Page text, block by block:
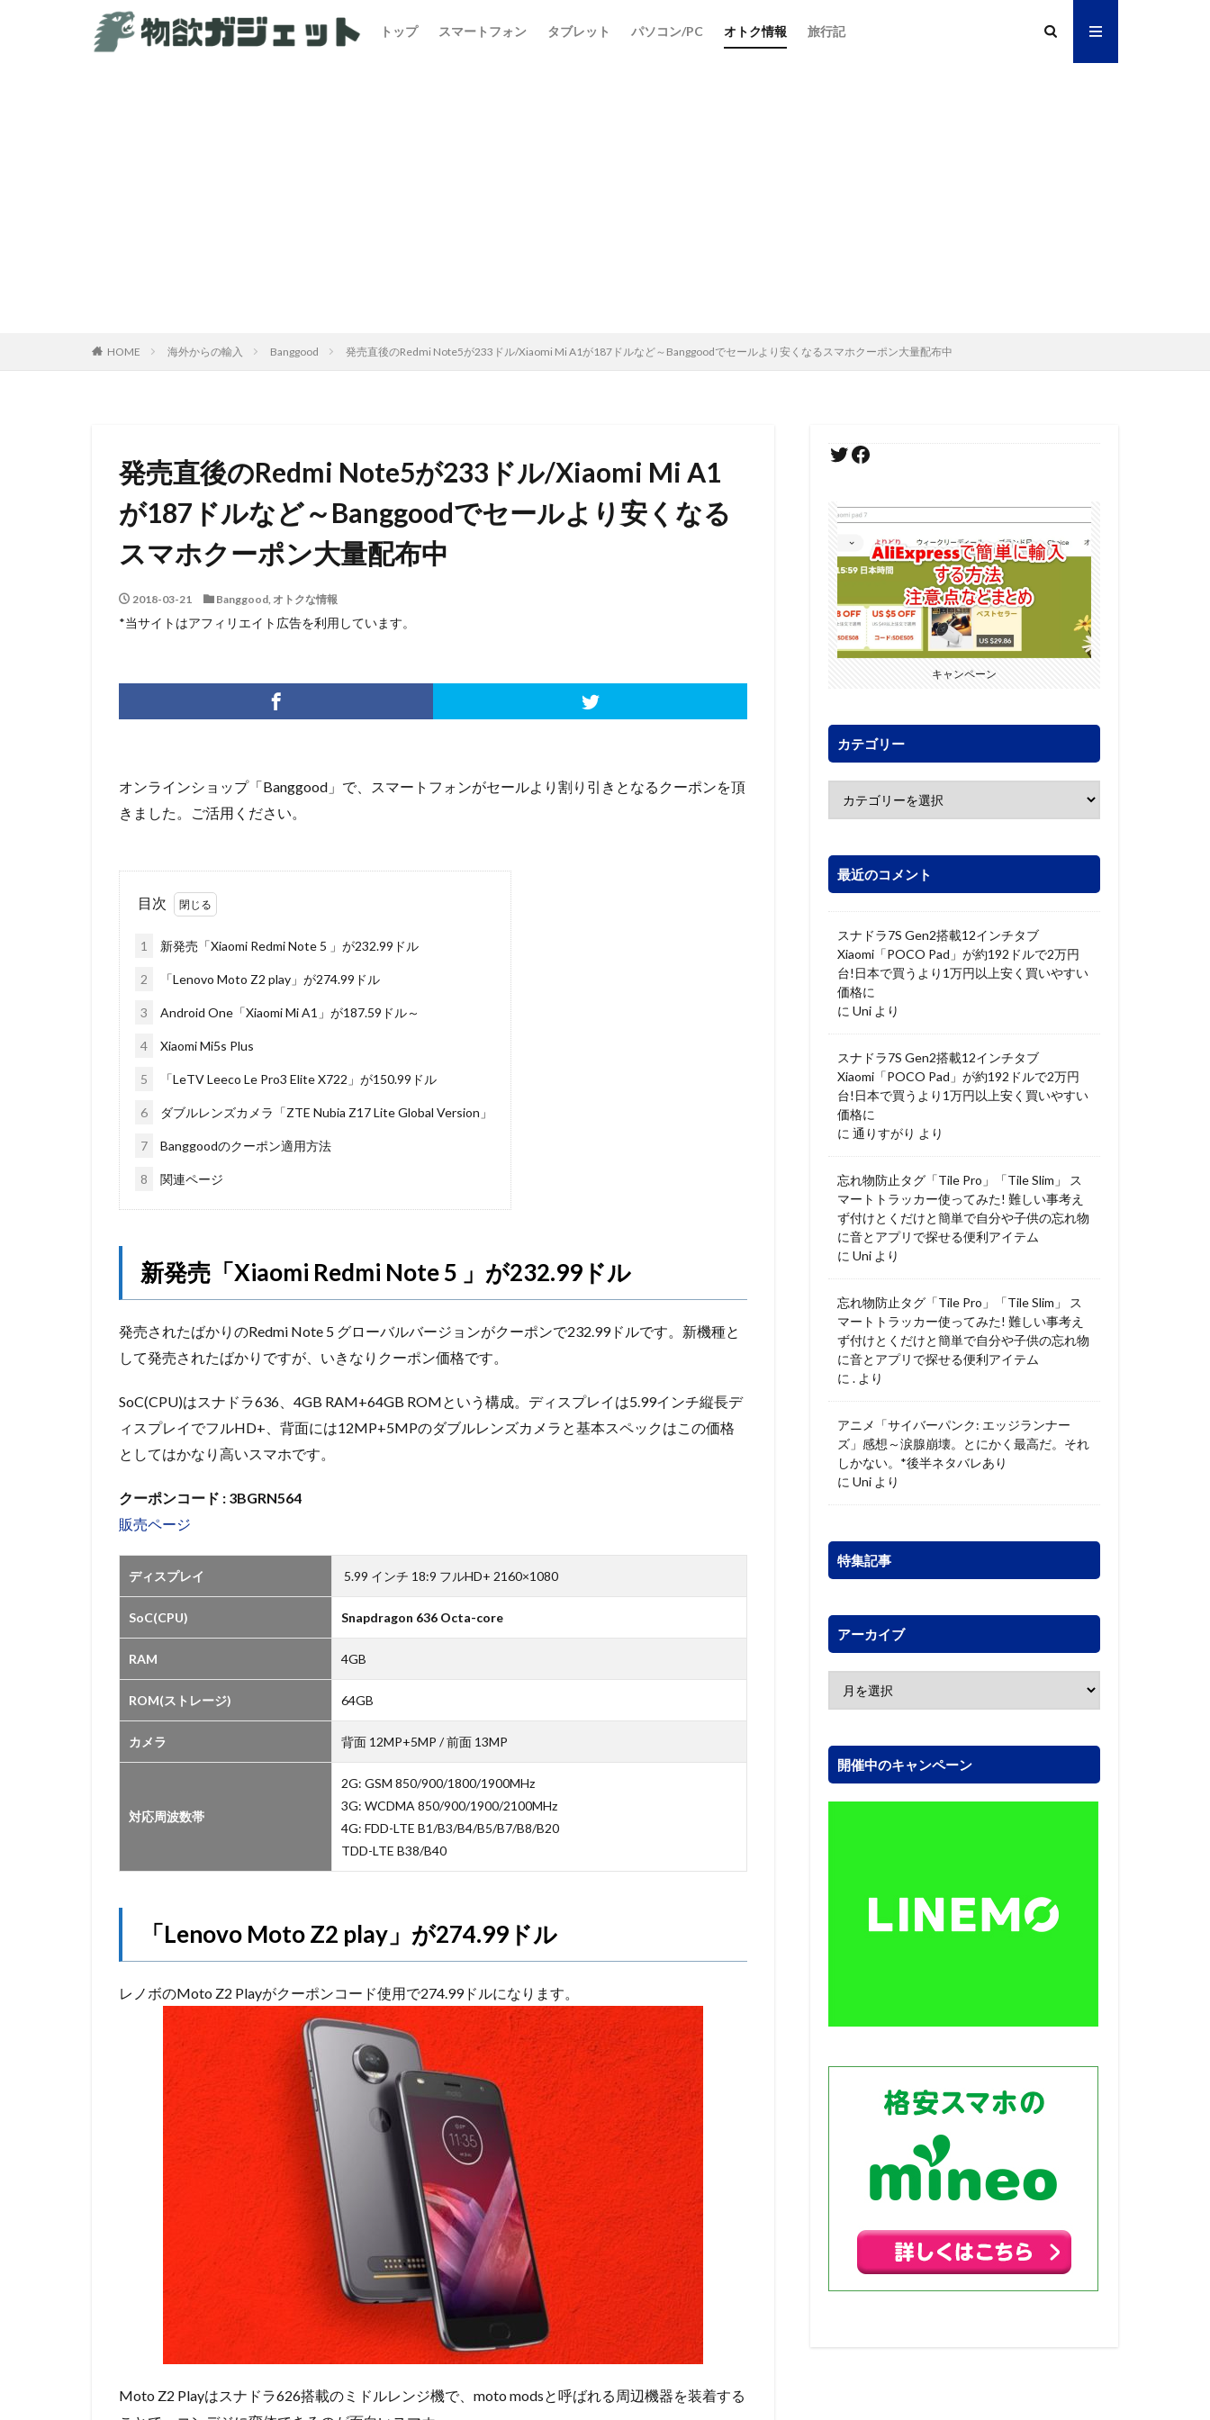
トップ スマートフォン タブレット パソコン/PC オトク情報 旅行記
HOME 海外からの輸入 Banggood 発売直後のRedmi Note5が233ドル/Xiaomi Mi A1が187ドルなど～Banggoodでセールより安くなるスマホクーポン大量配布中
発売直後のRedmi Note5が233ドル/Xiaomi Mi A1
が187ドルなど～Banggoodでセールより安くなる
スマホクーポン大量配布中
2018-03-21 Banggood, オトクな情報
*当サイトはアフィリエイト広告を利用しています。
オンラインショップ「Banggood」で、スマートフォンがセールより割り引きとなるクーポンを頂
きました。ご活用ください。
目次
1 新発売「Xiaomi Redmi Note 5 」が232.99ドル
2 「Lenovo Moto Z2 play」が274.99ドル
3 Android One「Xiaomi Mi A1」が187.59ドル～
4 Xiaomi Mi5s Plus
5 「LeTV Leeco Le Pro3 Elite X722」が150.99ドル
6 ダブルレンズカメラ「ZTE Nubia Z17 Lite Global Version」
7 Banggoodのクーポン適用方法
8 関連ページ
新発売「Xiaomi Redmi Note 5 」が232.99ドル
発売されたばかりのRedmi Note 5 グローバルバージョンがクーポンで232.99ドルです。新機種と
して発売されたばかりですが、いきなりクーポン価格です。
SoC(CPU)はスナドラ636、4GB RAM+64GB ROMという構成。ディスプレイは5.99インチ縦長デ
ィスプレイでフルHD+、背面には12MP+5MPのダブルレンズカメラと基本スペックはこの価格
としてはかなり高いスマホです。
クーポンコード : 3BGRN564
販売ページ
ディスプレイ 5.99 インチ 18:9 フルHD+ 2160×1080
SoC(CPU) Snapdragon 636 Octa-core
RAM 4GB
ROM(ストレージ) 64GB
カメラ 背面 12MP+5MP / 前面 13MP
対応周波数帯
2G: GSM 850/900/1800/1900MHz
3G: WCDMA 850/900/1900/2100MHz
4G: FDD-LTE B1/B3/B4/B5/B7/B8/B20
TDD-LTE B38/B40
「Lenovo Moto Z2 play」が274.99ドル
レノボのMoto Z2 Playがクーポンコード使用で274.99ドルになります。
Moto Z2 Playはスナドラ626搭載のミドルレンジ機で、moto modsと呼ばれる周辺機器を装着する
キャンペーン
カテゴリー
最近のコメント
スナドラ7S Gen2搭載12インチタブ
Xiaomi「POCO Pad」が約192ドルで2万円
台!日本で買うより1万円以上安く買いやすい
価格に
に Uni より
スナドラ7S Gen2搭載12インチタブ
Xiaomi「POCO Pad」が約192ドルで2万円
台!日本で買うより1万円以上安く買いやすい
価格に
に 通りすがり より
忘れ物防止タグ「Tile Pro」「Tile Slim」 ス
マートトラッカー使ってみた! 難しい事考え
ず付けとくだけと簡単で自分や子供の忘れ物
に音とアプリで探せる便利アイテム
に Uni より
忘れ物防止タグ「Tile Pro」「Tile Slim」 ス
マートトラッカー使ってみた! 難しい事考え
ず付けとくだけと簡単で自分や子供の忘れ物
に音とアプリで探せる便利アイテム
に . より
アニメ「サイバーパンク: エッジランナー
ズ」感想～涙腺崩壊。とにかく最高だ。それ
しかない。*後半ネタバレあり
に Uni より
特集記事
アーカイブ
開催中のキャンペーン